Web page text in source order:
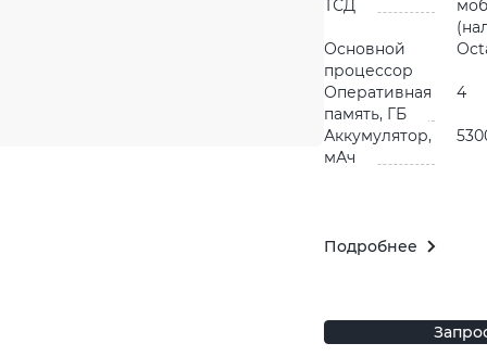
ТСД
Основной
процессор
Оперативная
память, ГБ
4
Аккумулятор,
мАч
Подробнее